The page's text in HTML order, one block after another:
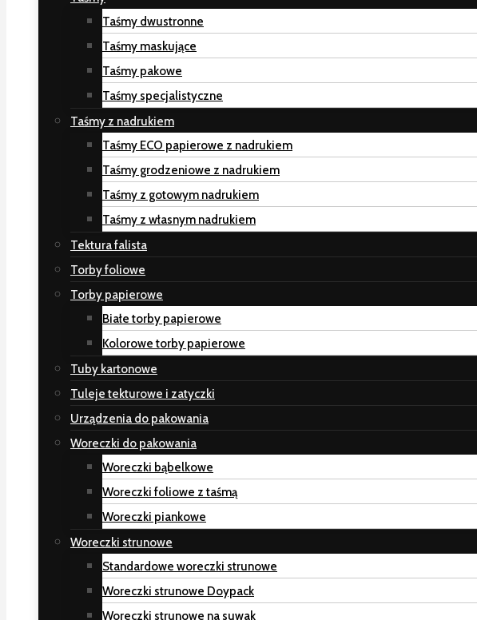
Taśmy dwustronne
Taśmy maskujące
Taśmy pakowe
Taśmy specjalistyczne
Taśmy z nadrukiem
Taśmy ECO papierowe z nadrukiem
Taśmy grodzeniowe z nadrukiem
Taśmy z gotowym nadrukiem
Taśmy z własnym nadrukiem
Tektura falista
Torby foliowe
Torby papierowe
Białe torby papierowe
Kolorowe torby papierowe
Tuby kartonowe
Tuleje tekturowe i zatyczki
Urządzenia do pakowania
Woreczki do pakowania
Woreczki bąbelkowe
Woreczki foliowe z taśmą
Woreczki piankowe
Woreczki strunowe
Standardowe woreczki strunowe
Woreczki strunowe Doypack
Woreczki strunowe na suwak